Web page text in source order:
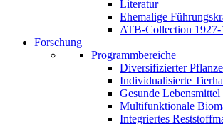
Literatur
Ehemalige
ATB-Collection 1927-
Forschung
Programmbereiche
Diversifizierter
Individualisierte
Gesunde Lebensmittel
Multifunktionale
Integriertes